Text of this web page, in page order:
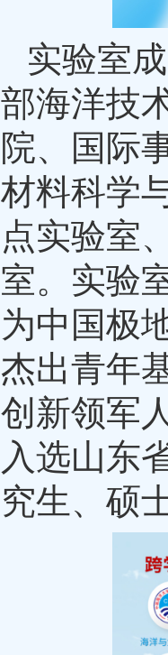
实验室
部海洋技
院、国际
材料科学
点实验室
室。实验
为中国极
杰出青年
创新领军
入选山东
究生、硕